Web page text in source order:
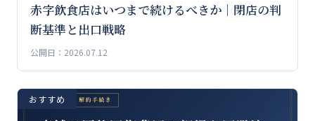
赤字飲食店はいつまで続けるべきか｜閉店の判
断基準と出口戦略
公開日：2026.07.12
おすすめ